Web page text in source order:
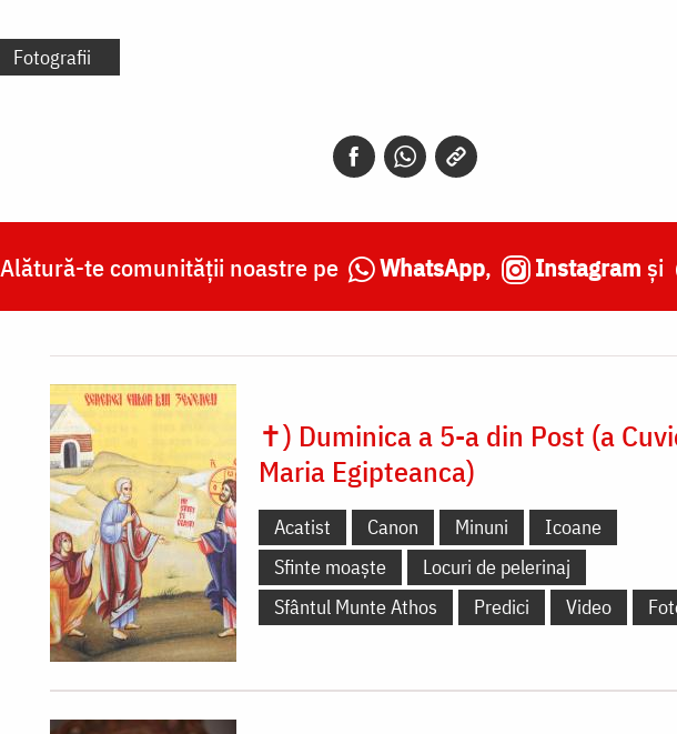
Fotografii
Alătură-te comunității noastre pe WhatsApp, Instagram și
✝) Duminica a 5-a din Post (a
Maria Egipteanca)
Acatist Canon Minuni
Icoane
Sfinte moaște
Locuri de pelerinaj
Sfântul Munte Athos
Predici Video